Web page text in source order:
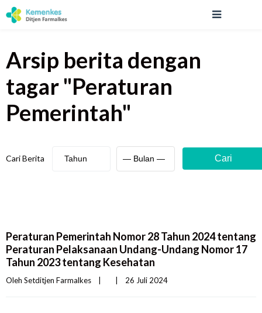
Arsip berita dengan
tagar "Peraturan
Pemerintah"
Cari Berita Cari
Peraturan Pemerintah Nomor 28 Tahun 2024 tentang
Peraturan Pelaksanaan Undang-Undang Nomor 17
Tahun 2023 tentang Kesehatan
Oleh Setditjen Farmalkes 26 Juli 2024